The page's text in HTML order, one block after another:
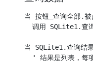
当 按钮_查询全部.被
调用 SQLite1.
当 SQLite1.查询结
' 结果是列表，每